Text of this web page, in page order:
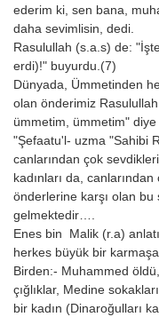
ederim ki, sen bana,
daha sevimlisin, dedi.
Rasulullah (s.a.s) de:
erdi)!" buyurdu.(7)
Dünyada, Ümmetinden
olan önderimiz
ümmetim, ümmetim"
"Şefaatu'l- uzma "Sahibi
canlarından çok
kadınları da,
önderlerine karşı olan bu
gelmektedir….
Enes bin Malik (r.a)
herkes büyük bir
Birden:- Muhammed
çığlıklar, Medine
bir kadın (Dinaroğulları